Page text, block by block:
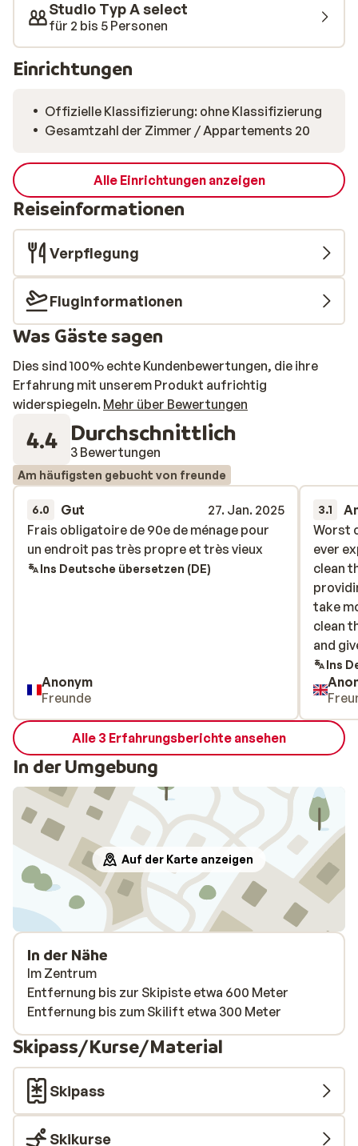
Studio Typ A select
für 2 bis 5 Personen
Einrichtungen
Offizielle Klassifizierung: ohne Klassifizierung
Gesamtzahl der Zimmer / Appartements 20
Alle Einrichtungen anzeigen
Reiseinformationen
Verpflegung
Fluginformationen
Was Gäste sagen
Dies sind 100% echte Kundenbewertungen, die ihre
Erfahrung mit unserem Produkt aufrichtig
widerspiegeln. Mehr über Bewertungen
4.4 Durchschnittlich
3 Bewertungen
Am häufigsten gebucht von freunde
6.0 Gut
27. Jan. 2025
Frais obligatoire de 90e de ménage pour
un endroit pas très propre et très vieux
Frais obligatoire de 90e de ménage pour
un endroit pas très propre et très vieux
Ins Deutsche übersetzen (DE)
Anonym
Freunde
3.1
Worst
ever
clean
take
clean
and
never
skii’d
and
Please
Worst
ever
clean
take
clean
and
Ins
Alle 3 Erfahrungsberichte ansehen
In der Umgebung
Auf der Karte anzeigen
In der Nähe
Im Zentrum
Entfernung bis zur Skipiste etwa 600 Meter
Entfernung bis zum Skilift etwa 300 Meter
Skipass/Kurse/Material
Skipass
Skikurse